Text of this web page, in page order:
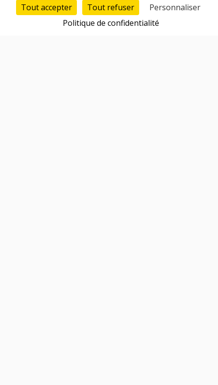
Tout accepter
Tout refuser
Personnaliser
Politique de confidentialité